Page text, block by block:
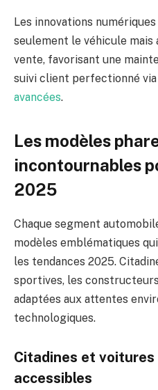
Les innovations
seulement le véhicule mais
vente, favorisant une
suivi client perfectionné via
avancées.
Les modèles
incontournables
2025
Chaque segment
modèles emblématiques
les tendances 2025.
sportives, les
adaptées aux attentes
technologiques.
Citadines et
accessibles